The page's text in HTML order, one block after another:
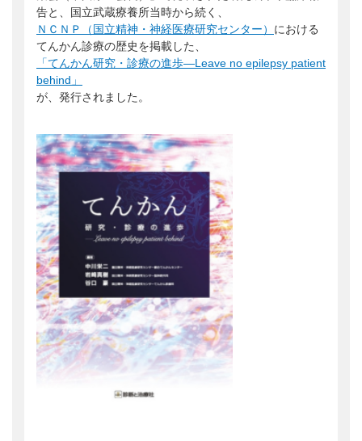
サポーター
告と、国立武蔵療養所当時から続く、
ＮＣＮＰ（国立精神・神経医療研究センター） における
てんかん診療の歴史を掲載した、
「てんかん研究・診療の進歩―Leave no epilepsy patient
behind」
が、発行されました。